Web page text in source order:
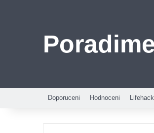
Doporuceni Hodnoceni